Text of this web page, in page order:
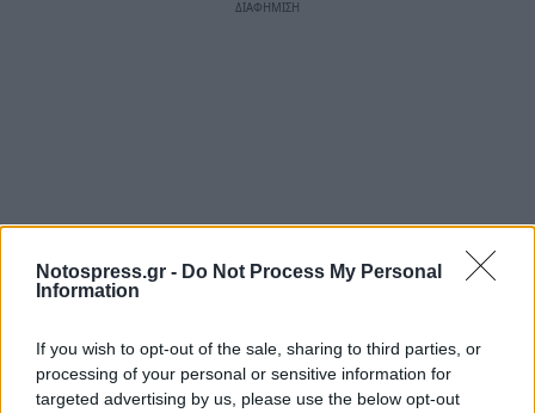
Notospress.gr - Do Not Process My Personal
Information
If you wish to opt-out of the sale, sharing to third parties, or
processing of your personal or sensitive information for
targeted advertising by us, please use the below opt-out